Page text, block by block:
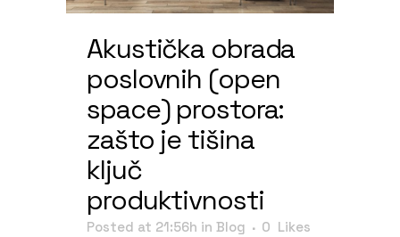
Akustička obrada
poslovnih (open
space) prostora:
zašto je tišina
ključ
produktivnosti
Posted at 21:56h in Blog 0 Likes